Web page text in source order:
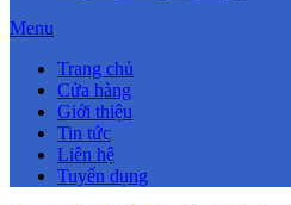
Menu
Trang chủ
Cửa hàng
Giới thiệu
Tin tức
Liên hệ
Tuyển dụng